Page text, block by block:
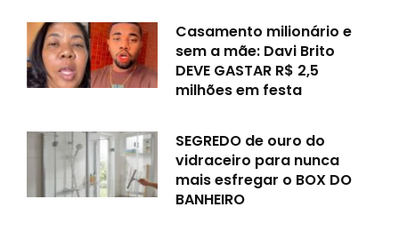
Casamento milionário e
sem a mãe: Davi Brito
DEVE GASTAR R$ 2,5
milhões em festa
SEGREDO de ouro do
vidraceiro para nunca
mais esfregar o BOX DO
BANHEIRO